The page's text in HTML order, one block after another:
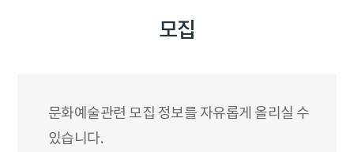
모집
문화예술관련 모집 정보를 자유롭게 올리실 수
있습니다.